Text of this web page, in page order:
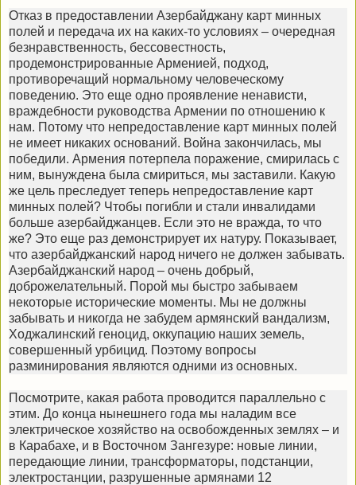
Отказ в предоставлении Азербайджану карт минных
полей и передача их на каких-то условиях – очередная
безнравственность, бессовестность,
продемонстрированные Арменией, подход,
противоречащий нормальному человеческому
поведению. Это еще одно проявление ненависти,
враждебности руководства Армении по отношению к
нам. Потому что непредоставление карт минных полей
не имеет никаких оснований. Война закончилась, мы
победили. Армения потерпела поражение, смирилась с
ним, вынуждена была смириться, мы заставили. Какую
же цель преследует теперь непредоставление карт
минных полей? Чтобы погибли и стали инвалидами
больше азербайджанцев. Если это не вражда, то что
же? Это еще раз демонстрирует их натуру. Показывает,
что азербайджанский народ ничего не должен забывать.
Азербайджанский народ – очень добрый,
доброжелательный. Порой мы быстро забываем
некоторые исторические моменты. Мы не должны
забывать и никогда не забудем армянский вандализм,
Ходжалинский геноцид, оккупацию наших земель,
совершенный урбицид. Поэтому вопросы
разминирования являются одними из основных.
Посмотрите, какая работа проводится параллельно с
этим. До конца нынешнего года мы наладим все
электрическое хозяйство на освобожденных землях – и
в Карабахе, и в Восточном Зангезуре: новые линии,
передающие линии, трансформаторы, подстанции,
электростанции, разрушенные армянами 12